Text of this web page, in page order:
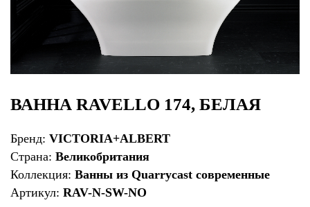
ВАННА RAVELLO 174, БЕЛАЯ
Бренд: VICTORIA+ALBERT
Страна: Великобритания
Коллекция: Ванны из Quarrycast современные
Артикул: RAV-N-SW-NO